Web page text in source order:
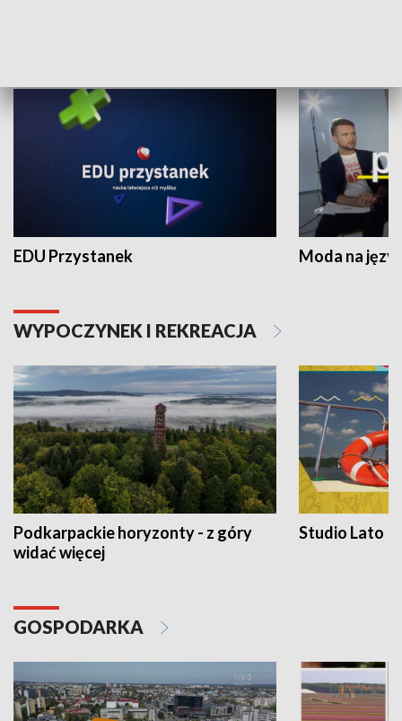
EDU Przystanek Moda na
WYPOCZYNEK I REKREACJA
Podkarpackie horyzonty - z góry
widać więcej
Studio Lato
GOSPODARKA